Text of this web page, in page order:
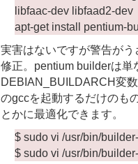
libfaac-dev libfaad2-
apt-get install pentium-
実害はないですが警告が
修正。pentium builderは単
DEBIAN_BUILDARCH変
のgccを起動するだけのも
とかに最適化できます。
$ sudo vi /usr/bin/
$ sudo vi /usr/bin/